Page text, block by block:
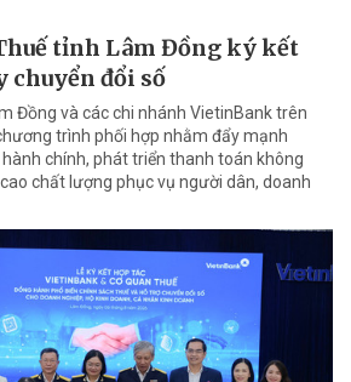
tỉnh Lâm Đồng ký kết
chuyển đổi số
Đồng và các chi nhánh VietinBank trên
trình phối hợp nhằm đẩy mạnh
chính, phát triển thanh toán không
chất lượng phục vụ người dân, doanh